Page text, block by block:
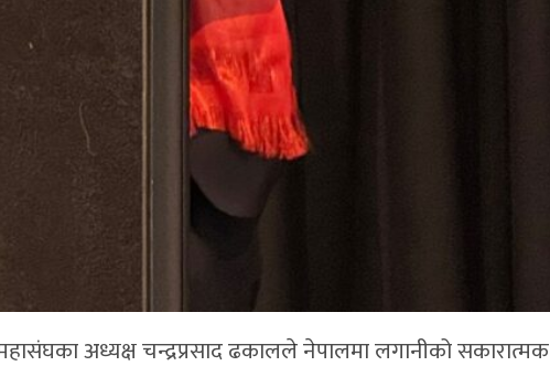
अध्यक्ष चन्द्रप्रसाद ढकालले नेपालमा लगानीको सकारात्मक